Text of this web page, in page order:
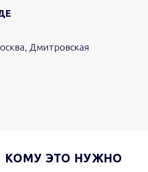
Дмитровская
КОМУ ЭТО НУЖНО